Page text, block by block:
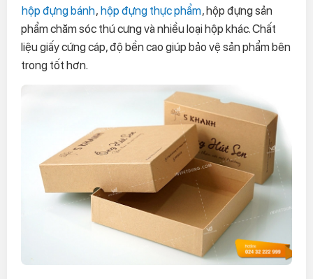
hộp đựng bánh, hộp đựng thực phẩm, hộp đựng sản
phẩm chăm sóc thú cưng và nhiều loại hộp khác. Chất
liệu giấy cứng cáp, độ bền cao giúp bảo vệ sản phẩm bên
trong tốt hơn.